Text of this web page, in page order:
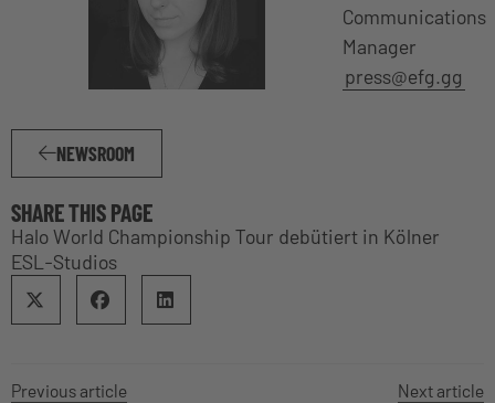
Communications
Manager
press@efg.gg
NEWSROOM
SHARE THIS PAGE
Halo World Championship Tour debütiert in Kölner
ESL-Studios
Previous article Next article